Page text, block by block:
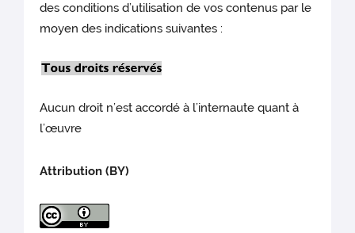
des conditions d’utilisation de vos contenus par le
moyen des indications suivantes :
Aucun droit n’est accordé à l’internaute quant à
l’œuvre
Attribution (BY)